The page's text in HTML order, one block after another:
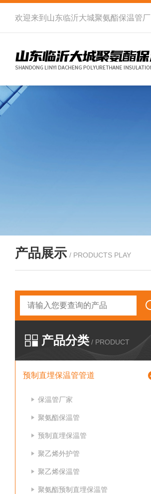
欢迎来到 山东临沂大城聚氨酯保温管厂
产品展示 / PRODUCTS PLAY
产品分类 / PRODUCT
预制直埋保温管管道
保温管厂家
聚氨酯保温管
预制直埋保温管
聚乙烯外护管
聚乙烯保温管
聚氨酯预制直埋保温管